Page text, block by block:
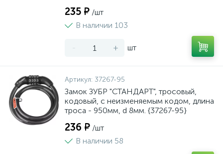
235 ₽ /шт
В наличии 103
- + шт
Артикул: 37267-95
Замок ЗУБР "СТАНДАРТ", тросовый,
кодовый, с неизменяемым кодом, длина
троса - 950мм, d 8мм. {37267-95}
236 ₽ /шт
В наличии 58